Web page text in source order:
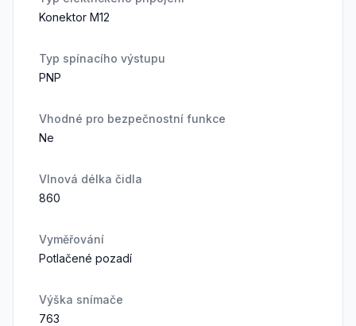
Konektor M12
Typ spínacího výstupu
PNP
Vhodné pro bezpečnostní funkce
Ne
Vlnová délka čidla
860
Vyměřování
Potlačené pozadí
Výška snímače
763